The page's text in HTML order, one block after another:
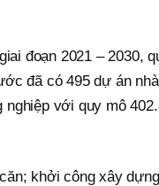
đoạn 2021 – 2030,
đã có 495 dự án
với quy mô
khởi công xây